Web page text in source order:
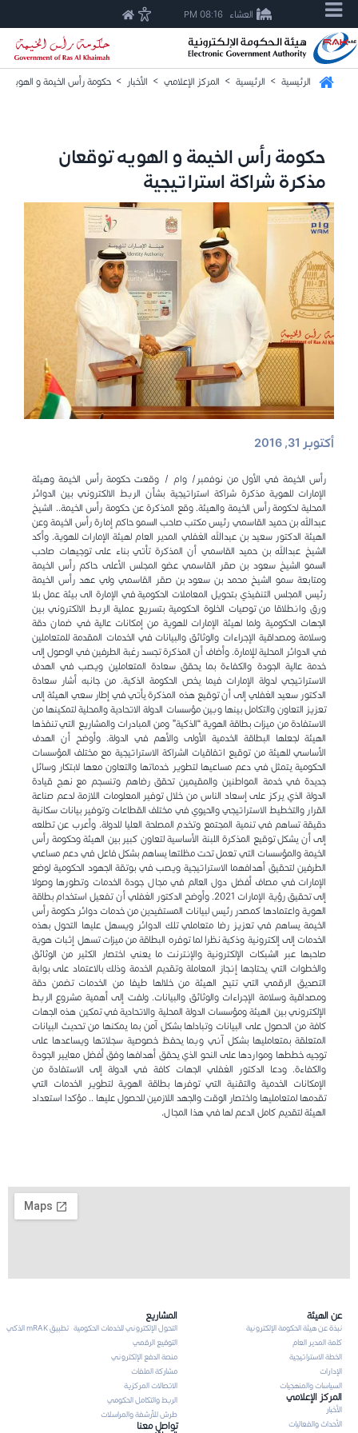
العشاء 08:16 PM
الرئيسية > الرئيسية > المركز الإعلامي > الأخبار > حكومة رأس الخيمة و الهويه
حكومة رأس الخيمة و الهويه توقعان
مذكرة شراكة استراتيجية
أكتوبر 31, 2016
رأس الخيمة في الأول من نوفمبر/ وام / وقعت حكومة رأس الخيمة وهيئة
الإمارات للهوية مذكرة شراكة استراتيجية بشأن الربط الالكتروني بين الدوائر
المحلية لحكومة رأس الخيمة والهيئة. وقع المذكرة عن حكومة رأس الخيمة.. الشيخ
عبدالله بن حميد القاسمي رئيس مكتب صاحب السمو حاكم إمارة رأس الخيمة وعن
الهيئة الدكتور سعيد بن عبدالله الغفلي المدير العام لهيئة الإمارات للهوية. وأكد
الشيخ عبدالله بن حميد القاسمي أن المذكرة تأتي بناء على توجيهات صاحب
السمو الشيخ سعود بن صقر القاسمي عضو المجلس الأعلى حاكم رأس الخيمة
ومتابعة سمو الشيخ محمد بن سعود بن صقر القاسمي ولي عهد رأس الخيمة
رئيس المجلس التنفيذي بتحويل المعاملات الحكومية في الإمارة الى بيئة عمل بلا
ورق وانطلاقا من توصيات الخلوة الحكومية بتسريع عملية الربط الالكتروني بين
الجهات الحكومية ولما لهيئة الإمارات للهوية من إمكانات عالية في ضمان دقة
وسلامة ومصداقية الإجراءات والوثائق والبيانات في الخدمات المقدمة للمتعاملين
في الدوائر المحلية للإمارة. وأضاف أن المذكرة تجسد رغبة الطرفين في الوصول إلى
خدمة عالية الجودة والكفاءة بما يحقق سعادة المتعاملين ويصب في الهدف
الاستراتيجي لدولة الإمارات فيما يخص الحكومة الذكية. من جانبه أشار سعادة
الدكتور سعيد الغفلي إلى أن توقيع هذه المذكرة يأتي في إطار سعي الهيئة إلى
تعزيز التعاون والتكامل بينها وبين مؤسسات الدولة الاتحادية والمحلية لتمكينها من
الاستفادة من ميزات بطاقة الهوية “الذكية” ومن المبادرات والمشاريع التي تنفذها
الهيئة لجعلها البطاقة الخدمية الأولى والأهم في الدولة. وأوضح أن الهدف
الأساسي للهيئة من توقيع اتفاقيات الشراكة الاستراتيجية مع مختلف المؤسسات
الحكومية يتمثل في دعم مساعيها لتطوير خدماتها والتعاون معها لابتكار وسائل
جديدة في خدمة المواطنين والمقيمين تحقق رضاهم وتنسجم مع نهج قيادة
الدولة الذي يركز على إسعاد الناس من خلال توفير المعلومات اللازمة لدعم صناعة
القرار والتخطيط الاستراتيجي والحيوي في مختلف القطاعات وتوفير بيانات سكانية
دقيقة تساهم في تنمية المجتمع وتخدم المصلحة العليا للدولة. وأعرب عن تطلعه
إلى أن يشكل توقيع المذكرة اللبنة الأساسية لتعاون كبير بين الهيئة وحكومة رأس
الخيمة والمؤسسات التي تعمل تحت مظلتها يساهم بشكل فاعل في دعم مساعي
الطرفين لتحقيق أهدافهما الاستراتيجية ويصب في بوتقة الجهود الحكومية لوضع
الإمارات في مصاف أفضل دول العالم في مجال جودة الخدمات وتطورها وصولا
إلى تحقيق رؤية الإمارات 2021. وأوضح الدكتور الغفلي أن تفعيل استخدام بطاقة
الهوية واعتمادها كمصدر رئيس لبيانات المستفيدين من خدمات دوائر حكومة رأس
الخيمة يساهم في تعزيز رضا متعاملي تلك الدوائر ويسهل عليها التحول بهذه
الخدمات إلى إلكترونية وذكية نظرا لما توفره البطاقة من ميزات تسهل إثبات هوية
صاحبها عبر الشبكات الإلكترونية والإنترنت ما يعني اختصار الكثير من الوثائق
والخطوات التي يحتاجها إنجاز المعاملة وتقديم الخدمة وذلك بالاعتماد على بوابة
التصديق الرقمي التي تتيح الهيئة من خلالها طيفا من الخدمات تضمن دقة
ومصداقية وسلامة الإجراءات والوثائق والبيانات. ولفت إلى أهمية مشروع الربط
الإلكتروني بين الهيئة ومؤسسات الدولة المحلية والاتحادية في تمكين هذه الجهات
كافة من الحصول على البيانات وتبادلها بشكل آمن بما يمكنها من تحديث البيانات
المتعلقة بمتعامليها بشكل آني وبما يحفظ خصوصية سجلاتها ويساعدها على
توجيه خططها ومواردها على النحو الذي يحقق أهدافها وفق أفضل معايير الجودة
والكفاءة. ودعا الدكتور الغفلي الجهات كافة في الدولة إلى الاستفادة من
الإمكانات الخدمية والتقنية التي توفرها بطاقة الهوية لتطوير الخدمات التي
تقدمها لمتعامليها واختصار الوقت والجهد اللازمين للحصول عليها .. مؤكدا استعداد
الهيئة لتقديم كامل الدعم لها في هذا المجال.
عن الهيئة
نبذة عن هيئة الحكومة الإلكترونية
كلمة المدير العام
الخطة الاستراتيجية
الإدارات
السياسات والمنهجيات
المركز الإعلامي
الأخبار
الأحداث والفعاليات
المشاريع
التحول الإلكتروني للخدمات الحكومية تطبيق mRAK الذكي
التوقيع الرقمي
منصة الدفع الإلكتروني
مشاركة الملفات
الاتصالات المركزية
الربط والتكامل الحكومي
طرش للأرشفة والمراسلات
تواصل معنا